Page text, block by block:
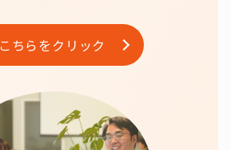
こちらをクリック